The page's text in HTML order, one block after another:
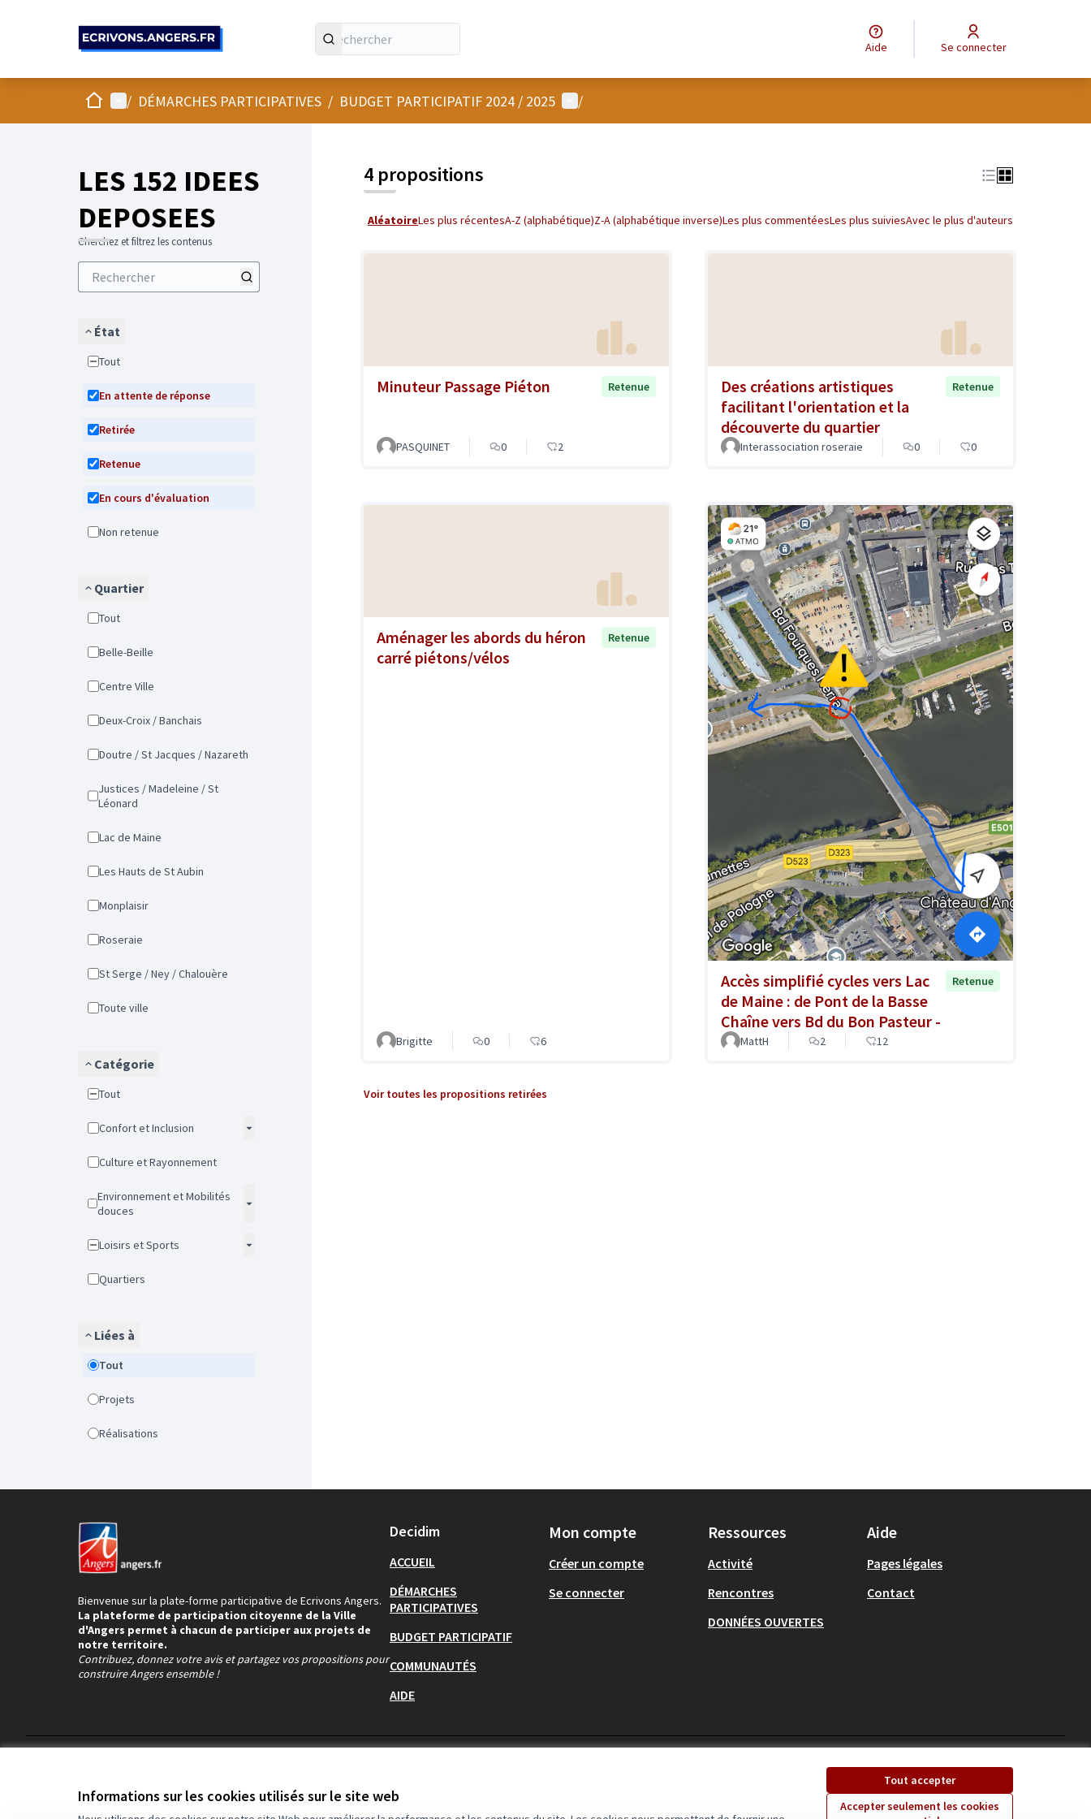
Informations sur les cookies utilisés sur le site web
Tout accepter
Accepter seulement les cookies
Aide Se connecter
AccueilMenu principal
/ DÉMARCHES PARTICIPATIVES / BUDGET PARTICIPATIF 2024 / 2025 Menu utilisateur
/
LES 152 IDEES
DEPOSEES
Cherchez et filtrez les contenus
État
Tout
En attente de réponse
Retirée
Retenue
En cours d'évaluation
Non retenue
Quartier
Tout
Belle-Beille
Centre Ville
Deux-Croix / Banchais
Doutre / St Jacques / Nazareth
Justices / Madeleine / St
Léonard
Lac de Maine
Les Hauts de St Aubin
Monplaisir
Roseraie
St Serge / Ney / Chalouère
Toute ville
Catégorie
Tout
Confort et Inclusion
Culture et Rayonnement
Environnement et Mobilités
douces
Loisirs et Sports
Quartiers
Liées à
Tout
Projets
Réalisations
4 propositions
AléatoireLes plus récentesA-Z (alphabétique)Z-A (alphabétique inverse)Les plus commentéesLes plus suiviesAvec le plus d'auteurs
Minuteur Passage Piéton Retenue
PASQUINET 0 2
Des créations artistiques
facilitant l'orientation et la
découverte du quartier
Retenue
Interassociation roseraie 0 0
Aménager les abords du héron
carré piétons/vélos
Retenue
Brigitte 0 6
Accès simplifié cycles vers Lac
de Maine : de Pont de la Basse
Chaîne vers Bd du Bon Pasteur -
Retenue
MattH 2 12
Voir toutes les propositions retirées
Bienvenue sur la plate-forme participative de Ecrivons Angers.
La plateforme de participation citoyenne de la Ville
d'Angers permet à chacun de participer aux projets de
notre territoire.
Contribuez, donnez votre avis et partagez vos propositions pour
construire Angers ensemble !
Decidim
ACCUEIL
DÉMARCHES
PARTICIPATIVES
BUDGET PARTICIPATIF
COMMUNAUTÉS
AIDE
Mon compte
Créer un compte
Se connecter
Ressources
Activité
Rencontres
DONNÉES OUVERTES
Aide
Pages légales
Contact
(Lien externe)(Lien externe)